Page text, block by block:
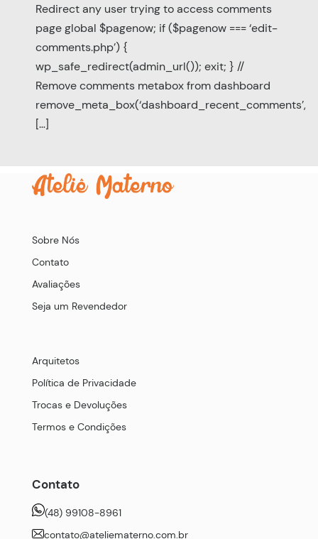
Redirect any user trying to access comments
page global $pagenow; if ($pagenow === ‘edit-
comments.php’) {
wp_safe_redirect(admin_url()); exit; } //
Remove comments metabox from dashboard
remove_meta_box(‘dashboard_recent_comments’,
[…]
Sobre Nós
Contato
Avaliações
Seja um Revendedor
Arquitetos
Política de Privacidade
Trocas e Devoluções
Termos e Condições
Contato
(48) 99108-8961
contato@ateliematerno.com.br